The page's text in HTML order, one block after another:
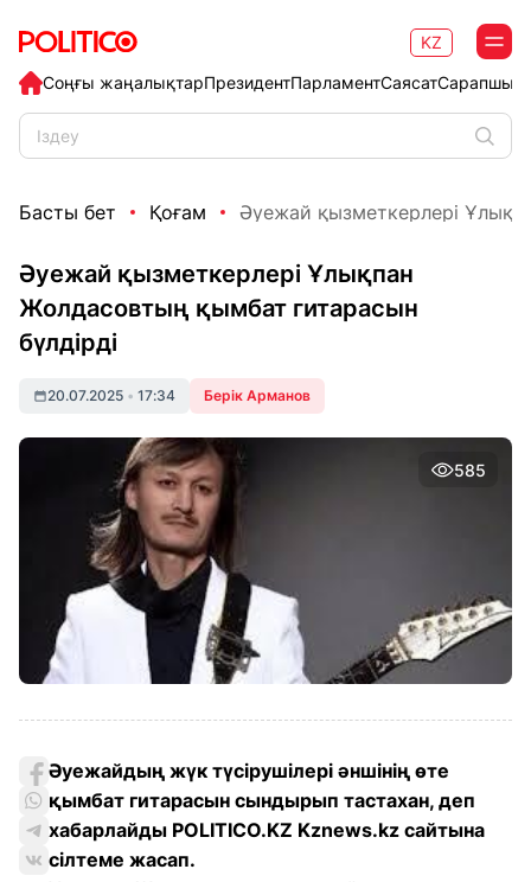
Соңғы жаңалықтарПрезидентПарламентСаясат
KZ
Басты бет Қоғам Әуежай қызметкерлері
Әуежай қызметкерлері Ұлықпан
Жолдасовтың қымбат гитарасын
бүлдірді
20.07.2025 • 17:34 Берік Арманов
585
Әуежайдың жүк түсірушілері әншінің өте
қымбат гитарасын сындырып тастахан, деп
хабарлайды POLITICO.KZ Kznews.kz сайтына
сілтеме жасап.